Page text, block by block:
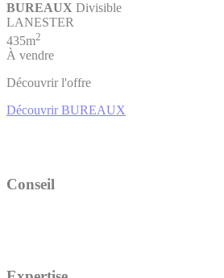
BUREAUX Divisible
LANESTER
435m2
À vendre
Découvrir l'offre
Découvrir BUREAUX
Conseil